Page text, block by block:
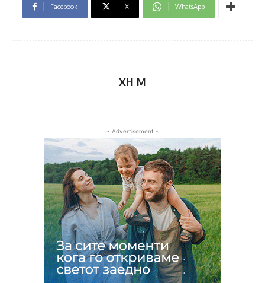
Facebook X WhatsApp
XH M
- Advertisement -